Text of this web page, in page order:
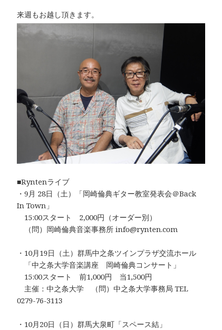
来週もお越し頂きます。
■Ryntenライブ
・9月 28日（土）「岡崎倫典ギター教室発表会＠Back
In Town」
15:00スタート 2,000円（オーダー別）
（問）岡崎倫典音楽事務所 info@rynten.com
・10月19日（土）群馬中之条ツインプラザ交流ホール
「中之条大学音楽講座 岡崎倫典コンサート」
15:00スタート 前1,000円 当1,500円
主催：中之条大学 （問）中之条大学事務局 TEL
0279-76-3113
・10月20日（日）群馬大泉町「スペース結」